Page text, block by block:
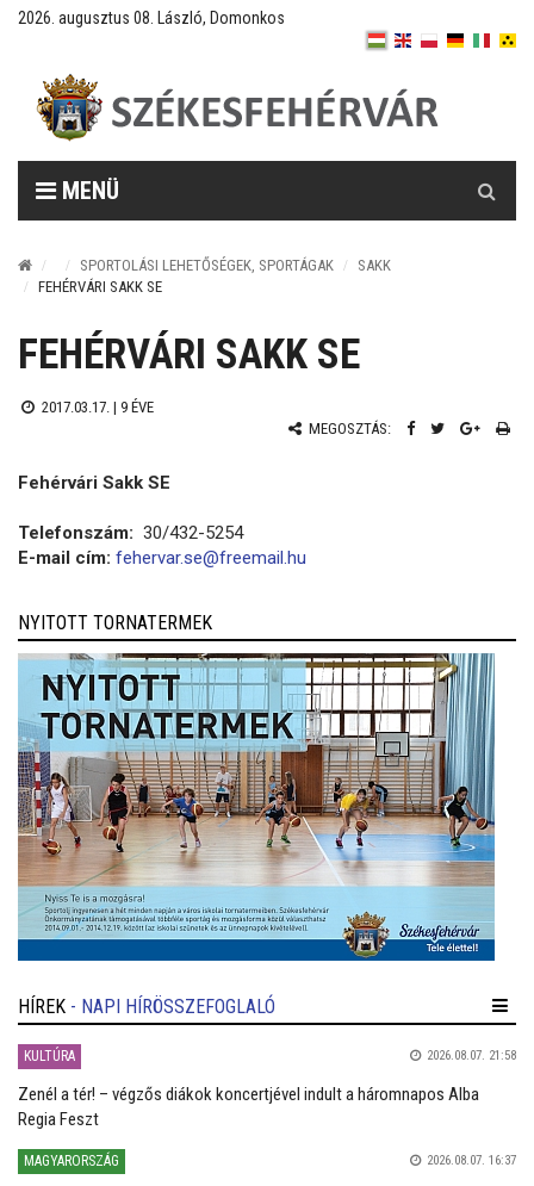
2026. augusztus 08. László, Domonkos
MENÜ
SPORTOLÁSI LEHETŐSÉGEK, SPORTÁGAK
SAKK
FEHÉRVÁRI SAKK SE
FEHÉRVÁRI SAKK SE
2017.03.17. | 9 ÉVE
MEGOSZTÁS:
Fehérvári Sakk SE
Telefonszám: 30/432-5254
E-mail cím: fehervar.se@freemail.hu
NYITOTT TORNATERMEK
HÍREK - NAPI HÍRÖSSZEFOGLALÓ
KULTÚRA 2026.08.07. 21:58
Zenél a tér! – végzős diákok koncertjével indult a háromnapos Alba
Regia Feszt
MAGYARORSZÁG 2026.08.07. 16:37